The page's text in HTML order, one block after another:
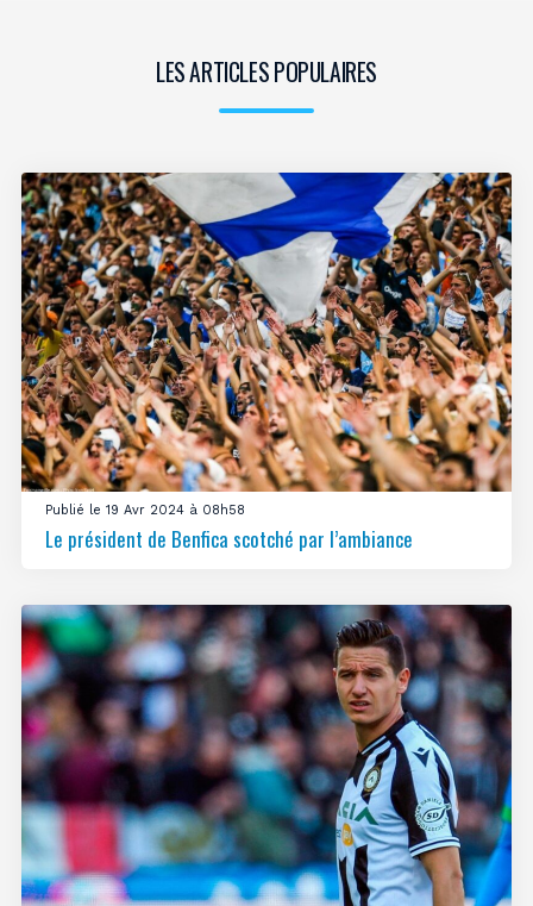
LES ARTICLES POPULAIRES
Publié le 19 Avr 2024 à 08h58
Le président de Benfica scotché par l’ambiance